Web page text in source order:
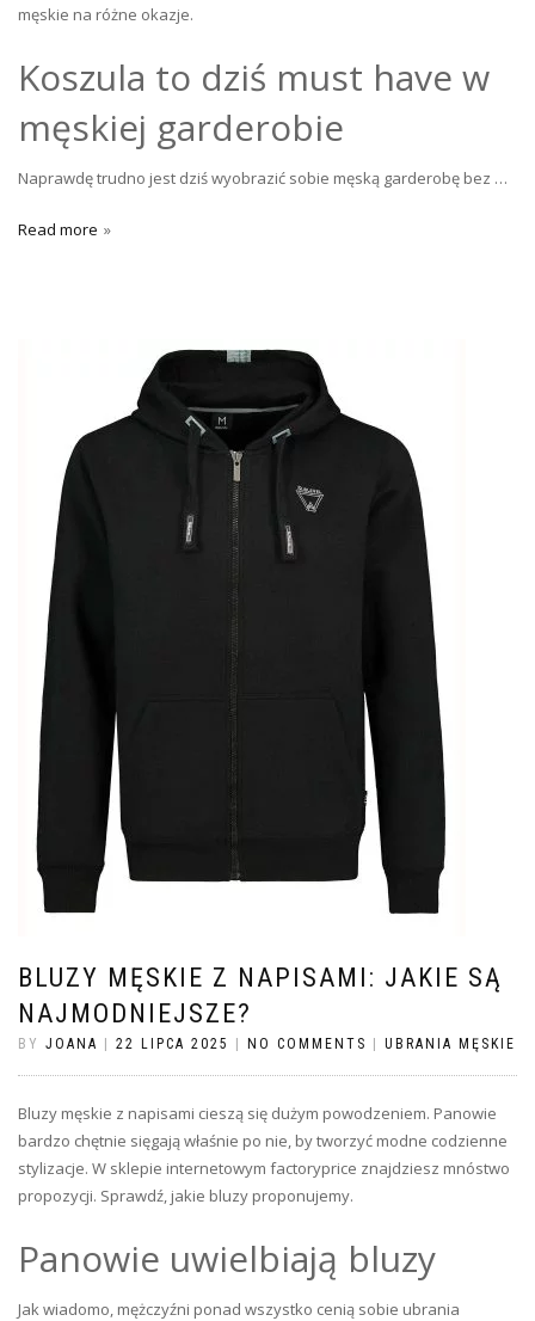
męskie na różne okazje.
Koszula to dziś must have w
męskiej garderobie
Naprawdę trudno jest dziś wyobrazić sobie męską garderobę bez …
Read more
BLUZY MĘSKIE Z NAPISAMI: JAKIE SĄ
NAJMODNIEJSZE?
BY JOANA | 22 LIPCA 2025 | NO COMMENTS | UBRANIA MĘSKIE
Bluzy męskie z napisami cieszą się dużym powodzeniem. Panowie
bardzo chętnie sięgają właśnie po nie, by tworzyć modne codzienne
stylizacje. W sklepie internetowym factoryprice znajdziesz mnóstwo
propozycji. Sprawdź, jakie bluzy proponujemy.
Panowie uwielbiają bluzy
Jak wiadomo, mężczyźni ponad wszystko cenią sobie ubrania